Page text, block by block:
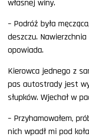
własnej winy.
– Podróż była
deszczu.
opowiada.
Kierowca jednego z
pas autostrady jest
słupków. Wjechał w
– Przyhamowałem,
nich wpadł mi pod